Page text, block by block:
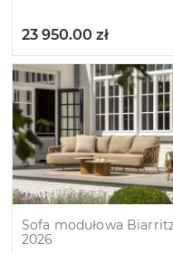
23 950.00 zł
Sofa modułowa
2026